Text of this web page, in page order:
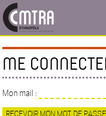
ME
Mon mail :